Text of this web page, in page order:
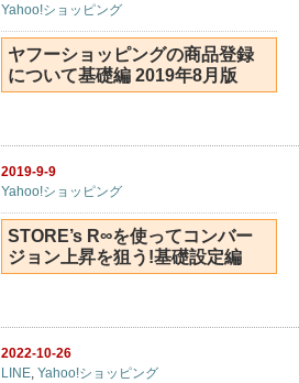
Yahoo!ショッピング
ヤフーショッピングの商品登録
について基礎編 2019年8月版
2019-9-9
Yahoo!ショッピング
STORE’s R∞を使ってコンバー
ジョン上昇を狙う!基礎設定編
2022-10-26
LINE,Yahoo!ショッピング